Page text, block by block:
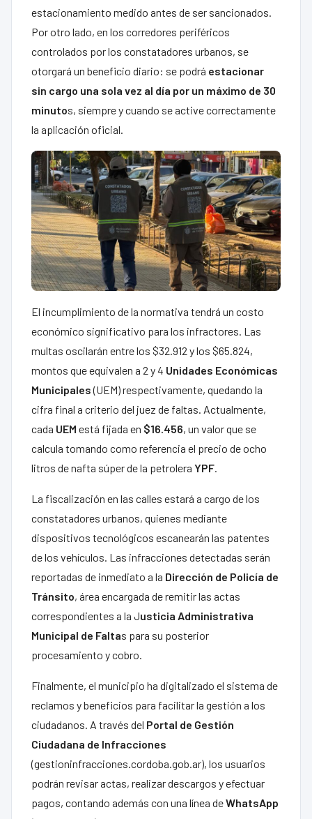
estacionamiento medido antes de ser sancionados.
Por otro lado, en los corredores periféricos
controlados por los constatadores urbanos, se
otorgará un beneficio diario: se podrá estacionar
sin cargo una sola vez al día por un máximo de 30
minutos, siempre y cuando se active correctamente
la aplicación oficial.
El incumplimiento de la normativa tendrá un costo
económico significativo para los infractores. Las
multas oscilarán entre los $32.912 y los $65.824,
montos que equivalen a 2 y 4 Unidades Económicas
Municipales(UEM) respectivamente, quedando la
cifra final a criterio del juez de faltas. Actualmente,
cada UEM está fijada en $16.456, un valor que se
calcula tomando como referencia el precio de ocho
litros de nafta súper de la petrolera YPF.
La fiscalización en las calles estará a cargo de los
constatadores urbanos, quienes mediante
dispositivos tecnológicos escanearán las patentes
de los vehículos. Las infracciones detectadas serán
reportadas de inmediato a la Dirección de Policía de
Tránsito, área encargada de remitir las actas
correspondientes a la Justicia Administrativa
Municipal de Faltas para su posterior
procesamiento y cobro.
Finalmente, el municipio ha digitalizado el sistema de
reclamos y beneficios para facilitar la gestión a los
ciudadanos. A través del Portal de Gestión
Ciudadana de Infracciones
(gestioninfracciones.cordoba.gob.ar), los usuarios
podrán revisar actas, realizar descargos y efectuar
pagos, contando además con una línea deWhatsApp